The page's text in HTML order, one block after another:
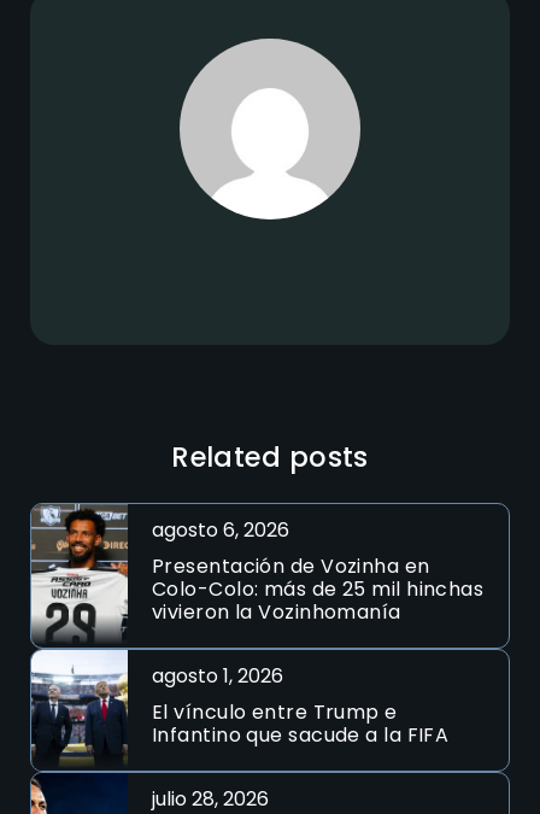
Related posts
agosto 6, 2026
Presentación de Vozinha en
Colo-Colo: más de 25 mil hinchas
vivieron la Vozinhomanía
agosto 1, 2026
El vínculo entre Trump e
Infantino que sacude a la FIFA
julio 28, 2026